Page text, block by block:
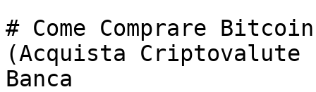
# Come Comprare
(Acquista Criptovalute
Banca